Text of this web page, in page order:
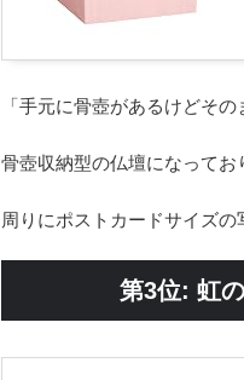
「手元に骨壺があるけどそ
骨壺収納型の仏壇になってお
周りにポストカードサイズの
第3位: 虹